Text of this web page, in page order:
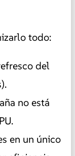
todo:
del
no está
en un único